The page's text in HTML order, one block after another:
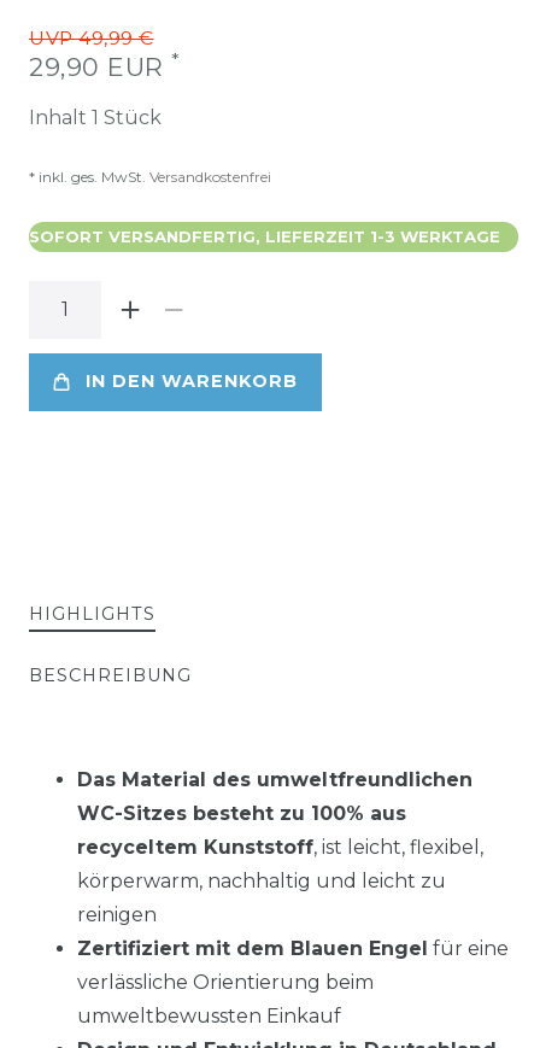
UVP 49,99 €
29,90 EUR *
Inhalt 1 Stück
* inkl. ges. MwSt. Versandkostenfrei
SOFORT VERSANDFERTIG, LIEFERZEIT 1-3 WERKTAGE
IN DEN WARENKORB
HIGHLIGHTS
BESCHREIBUNG
Das Material des umweltfreundlichen
WC-Sitzes besteht zu 100% aus
recyceltem Kunststoff, ist leicht, flexibel,
körperwarm, nachhaltig und leicht zu
reinigen
Zertifiziert mit dem Blauen Engel für eine
verlässliche Orientierung beim
umweltbewussten Einkauf